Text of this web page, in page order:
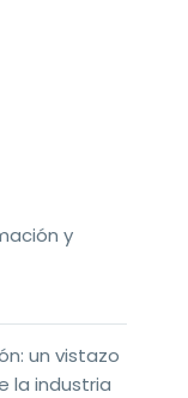
y
un vistazo
la industria